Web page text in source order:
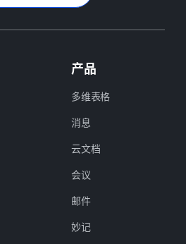
产品
多维表格
消息
云文档
会议
邮件
妙记